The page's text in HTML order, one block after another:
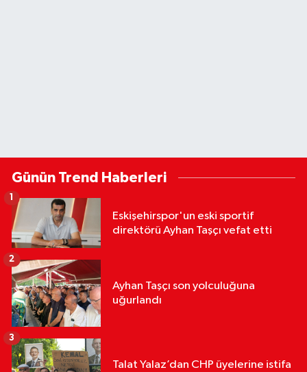
Günün Trend Haberleri
Eskişehirspor'un eski sportif
direktörü Ayhan Taşçı vefat etti
Ayhan Taşçı son yolculuğuna
uğurlandı
2
Talat Yalaz’dan CHP üyelerine istifa
3